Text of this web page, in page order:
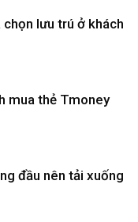
lưu trú ở khách
mua thẻ Tmoney
đầu nên tải xuống